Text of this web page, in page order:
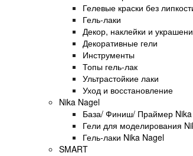
Гелевые краски без
Гель-лаки
Декор, наклейки и
Декоративные гели
Инструменты
Топы гель-лак
Ультрастойкие лаки
Уход и восстановление
Nika Nagel
База/ Финиш/ Праймер
Гели для моделирования
Гель-лаки Nika Nagel
SMART